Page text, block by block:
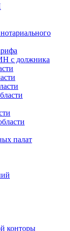
с должника
палат
конторы